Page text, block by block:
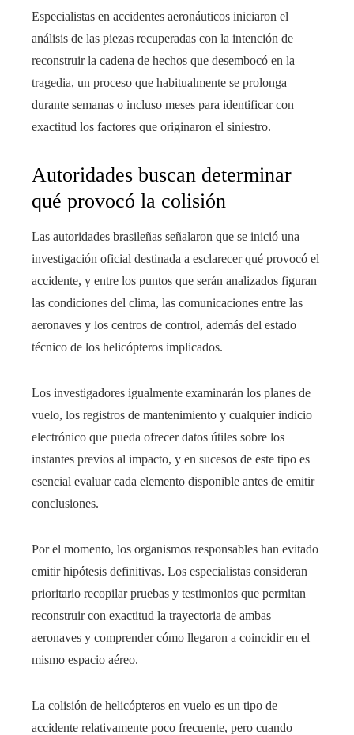
Especialistas en accidentes aeronáuticos iniciaron el
análisis de las piezas recuperadas con la intención de
reconstruir la cadena de hechos que desembocó en la
tragedia, un proceso que habitualmente se prolonga
durante semanas o incluso meses para identificar con
exactitud los factores que originaron el siniestro.
Autoridades buscan determinar
qué provocó la colisión
Las autoridades brasileñas señalaron que se inició una
investigación oficial destinada a esclarecer qué provocó el
accidente, y entre los puntos que serán analizados figuran
las condiciones del clima, las comunicaciones entre las
aeronaves y los centros de control, además del estado
técnico de los helicópteros implicados.
Los investigadores igualmente examinarán los planes de
vuelo, los registros de mantenimiento y cualquier indicio
electrónico que pueda ofrecer datos útiles sobre los
instantes previos al impacto, y en sucesos de este tipo es
esencial evaluar cada elemento disponible antes de emitir
conclusiones.
Por el momento, los organismos responsables han evitado
emitir hipótesis definitivas. Los especialistas consideran
prioritario recopilar pruebas y testimonios que permitan
reconstruir con exactitud la trayectoria de ambas
aeronaves y comprender cómo llegaron a coincidir en el
mismo espacio aéreo.
La colisión de helicópteros en vuelo es un tipo de
accidente relativamente poco frecuente, pero cuando